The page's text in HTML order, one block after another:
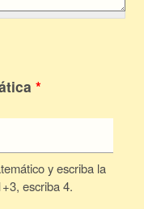
*
y escriba la
escriba 4.